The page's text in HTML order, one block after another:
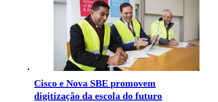
Cisco e Nova SBE promovem
digitização da escola do futuro